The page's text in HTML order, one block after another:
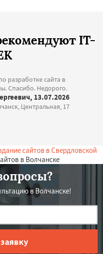
IT-
разработке сайта в
Спасибо. Недорого.
13.07.2026
Центральная, 17
сайтов в Свердловской
в Волчанске
в Волчанске!